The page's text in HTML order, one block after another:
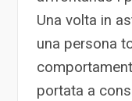
Una volta in
una persona
portata a